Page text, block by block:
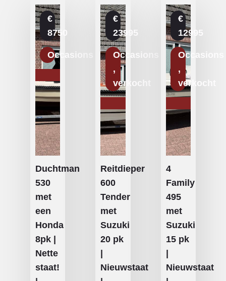
€
8750
Occasions
Duchtman
530
met
een
Honda
8pk |
Nette
staat!
€
23995
Occasions
verkocht
Reitdieper
600
Tender
met
Suzuki
20 pk
Nieuwstaat
€
12995
Occasions
verkocht
4
Family
495
met
Suzuki
15 pk
Nieuwstaat